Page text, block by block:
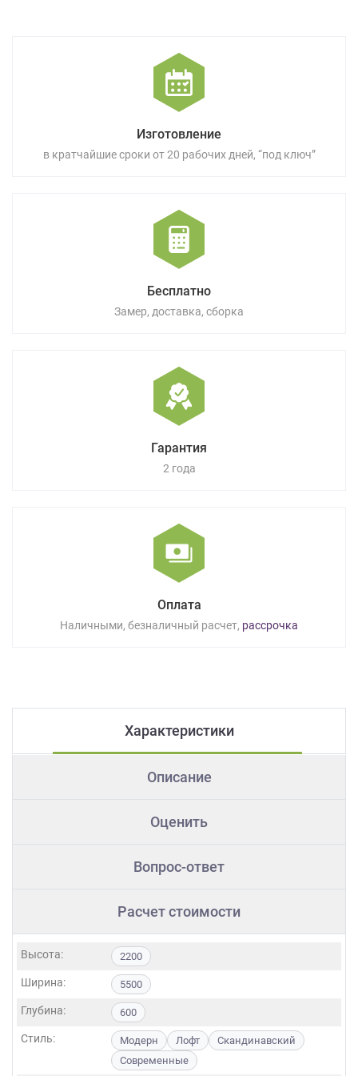
Изготовление
в кратчайшие сроки от 20 рабочих дней, “под ключ”
Бесплатно
Замер, доставка, сборка
Гарантия
2 года
Оплата
Наличными, безналичный расчет, рассрочка
Характеристики
Описание
Оценить
Вопрос-ответ
Расчет стоимости
Высота: 2200
Ширина: 5500
Глубина: 600
Стиль: Модерн Лофт
Скандинавский
Современные